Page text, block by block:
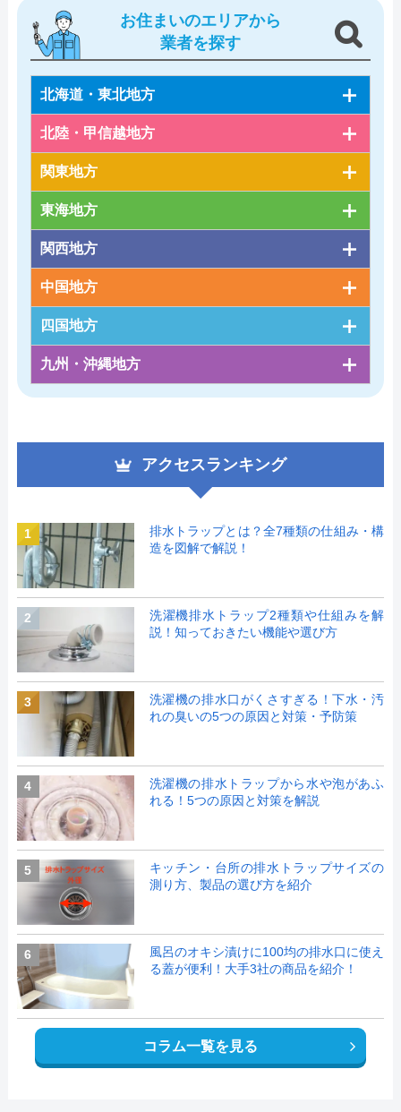
お住まいのエリアから
業者を探す
北海道・東北地方
北陸・甲信越地方
関東地方
東海地方
関西地方
中国地方
四国地方
九州・沖縄地方
アクセスランキング
1
排水トラップとは？全7種類の仕組み・構
造を図解で解説！
2
洗濯機排水トラップ2種類や仕組みを解
説！知っておきたい機能や選び方
3
洗濯機の排水口がくさすぎる！下水・汚
れの臭いの5つの原因と対策・予防策
4
洗濯機の排水トラップから水や泡があふ
れる！5つの原因と対策を解説
5
キッチン・台所の排水トラップサイズの
測り方、製品の選び方を紹介
6
風呂のオキシ漬けに100均の排水口に使え
る蓋が便利！大手3社の商品を紹介！
コラム一覧を見る